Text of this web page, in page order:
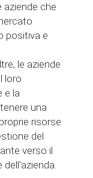
aziende che
positiva e
le aziende
loro
e la
una
risorse
del
verso il